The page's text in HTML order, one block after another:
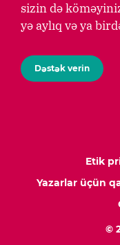
sizin də
yə aylıq və ya
Dəstək verin
Etik
Yazarlar üçün
©